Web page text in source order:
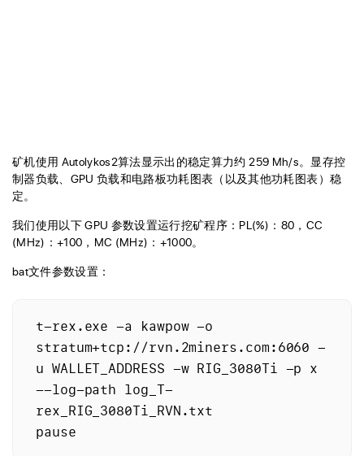
矿机使用 Autolykos2算法显示出的稳定算力约 259 Mh/s。显存控
制器负载、GPU 负载和电路板功耗图表（以及其他功耗图表）稳
定。
我们使用以下 GPU 参数设置运行挖矿程序：PL(%)：80，CC
(MHz)：+100，MC (MHz)：+1000。
bat文件参数设置：
t-rex.exe -a kawpow -o
stratum+tcp://rvn.2miners.com:6060 -
u WALLET_ADDRESS -w RIG_3080Ti -p x
--log-path log_T-
rex_RIG_3080Ti_RVN.txt